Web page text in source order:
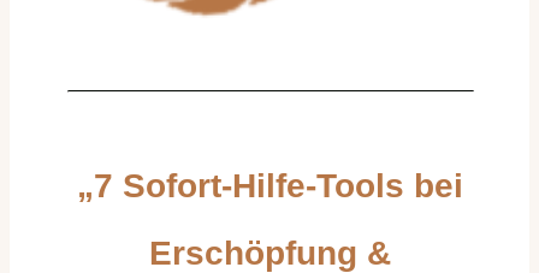
„7 Sofort-Hilfe-Tools bei
Erschöpfung &